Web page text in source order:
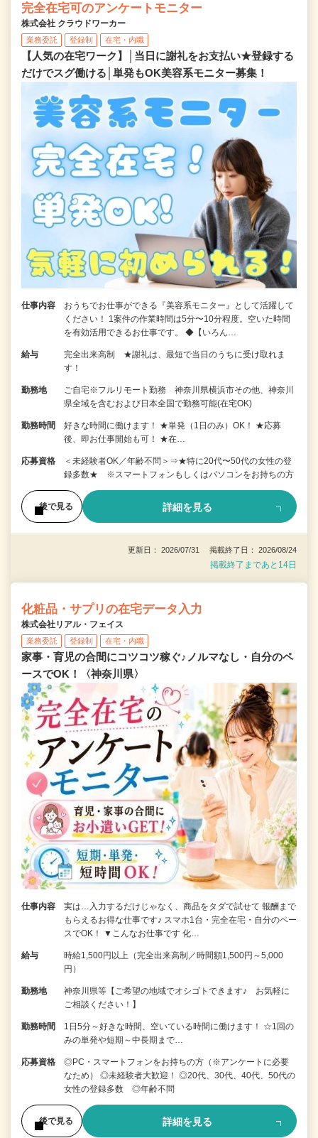
完全在宅可のアンケートモニター
株式会社 クラウドワーカー
業務委託 登録制 在宅・内職
【人気の在宅ワーク】│当日に謝礼をお支払い★登録する
だけでスグ働ける│単発もOK美容系モニター募集！
仕事内容
おうちでお仕事ができる『美容系モニター』として活躍して
ください！ 1案件の作業時間は5分〜10分程度。空いた時間
を有効活用できるお仕事です。 ◆【いろん…
給与
完全出来高制 ★謝礼は、最短で当日のうちに受け取れま
す！
勤務地
ご自宅※フルリモート勤務 神奈川県横浜市その他、神奈川
県全域を含むおよび日本全国で勤務可能(在宅OK)
勤務時間
好きな時間に働けます！ ★単発（1日のみ）OK！ ★応募
後、即お仕事開始も可！ ★在…
応募資格
＜未経験者OK／年齢不問＞⇒★特に20代〜50代の女性の登
録多数★ ※スマートフォンもしくはパソコンをお持ちの方
後で見る 詳細を見る
更新日： 2026/07/31 掲載終了日： 2026/08/24
掲載終了まであと14日
化粧品・サプリの在宅データ入力
株式会社リアル・フェイス
業務委託 登録制 在宅・内職
家事・育児の合間にコツコツ稼ぐ♪ノルマなし・自分のペ
ースでOK！〈神奈川県〉
仕事内容
実は…入力するだけじゃなく、商品をタダで試せて 報酬まで
もらえるお得な仕事です♪ スマホ1台・完全在宅・自分のペー
スでOK！ ▼こんなお仕事です 化…
給与
時給1,500円以上（完全出来高制／時間額1,500円～5,000
円）
勤務地
神奈川県等【ご希望の地域でオシゴトできます♪ お気軽に
ご相談ください！】
勤務時間
1日5分～好きな時間、空いている時間に働けます！ ☆1回の
みの単発や短期～中長期まで…
応募資格
◎PC・スマートフォンをお持ちの方（※アンケートに必要
なため） ◎未経験者大歓迎！ ◎20代、30代、40代、50代の
女性の登録多数 ◎年齢不問
後で見る 詳細を見る